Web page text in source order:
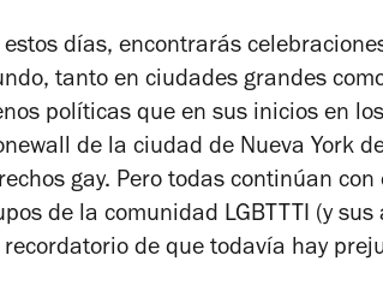
estos días, encontrarás
tanto en ciudades grandes
políticas que en sus inicios en
de la ciudad de Nueva York
gay. Pero todas continúan
de la comunidad LGBTTTI (y
recordatorio de que todavía hay